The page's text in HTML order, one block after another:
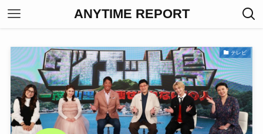
ANYTIME REPORT
テレビ